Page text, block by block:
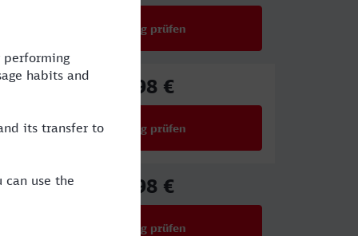
Verbindung prüfen
17,98 €
Verbindung prüfen
17,98 €
Verbindung prüfen